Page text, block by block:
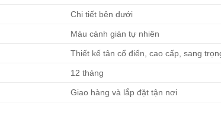
Chi tiết bên dưới
Màu cánh gián tự nhiên
Thiết kế tân cổ điển, cao cấp, sang
12 tháng
Giao hàng và lắp đặt tận nơi